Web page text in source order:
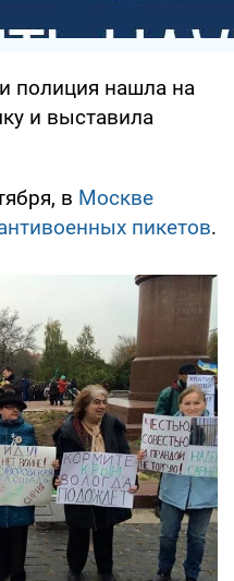
полиция нашла на
и выставила
в Москве
пикетов.